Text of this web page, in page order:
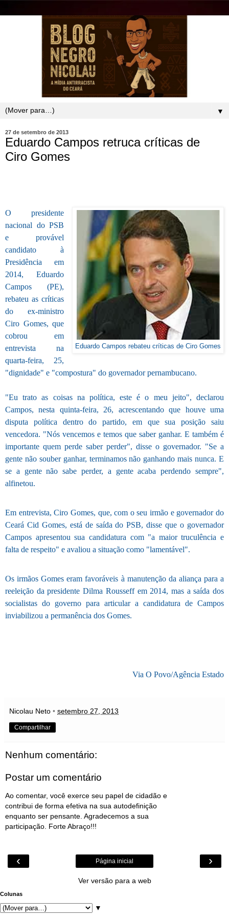
▼
27 de setembro de 2013
Eduardo Campos retruca críticas de
Ciro Gomes
Eduardo Campos rebateu críticas de Ciro Gomes
O presidente
nacional do PSB
e provável
candidato à
Presidência em
2014, Eduardo
Campos (PE),
rebateu as críticas
do ex-ministro
Ciro Gomes, que
cobrou em
entrevista na
quarta-feira, 25,
"dignidade" e "compostura" do governador pernambucano.
"Eu trato as coisas na política, este é o meu jeito", declarou
Campos, nesta quinta-feira, 26, acrescentando que houve uma
disputa política dentro do partido, em que sua posição saiu
vencedora. "Nós vencemos e temos que saber ganhar. E também é
importante quem perde saber perder", disse o governador. "Se a
gente não souber ganhar, terminamos não ganhando mais nunca. E
se a gente não sabe perder, a gente acaba perdendo sempre",
alfinetou.
Em entrevista, Ciro Gomes, que, com o seu irmão e governador do
Ceará Cid Gomes, está de saída do PSB, disse que o governador
Campos apresentou sua candidatura com "a maior truculência e
falta de respeito" e avaliou a situação como "lamentável".
Os irmãos Gomes eram favoráveis à manutenção da aliança para a
reeleição da presidente Dilma Rousseff em 2014, mas a saída dos
socialistas do governo para articular a candidatura de Campos
inviabilizou a permanência dos Gomes.
Via O Povo/Agência Estado
Nicolau Neto • setembro 27, 2013
Compartilhar
Nenhum comentário:
Postar um comentário
Ao comentar, você exerce seu papel de cidadão e
contribui de forma efetiva na sua autodefinição
enquanto ser pensante. Agradecemos a sua
participação. Forte Abraço!!!
‹ ›
Página inicial
Ver versão para a web
Colunas
▼